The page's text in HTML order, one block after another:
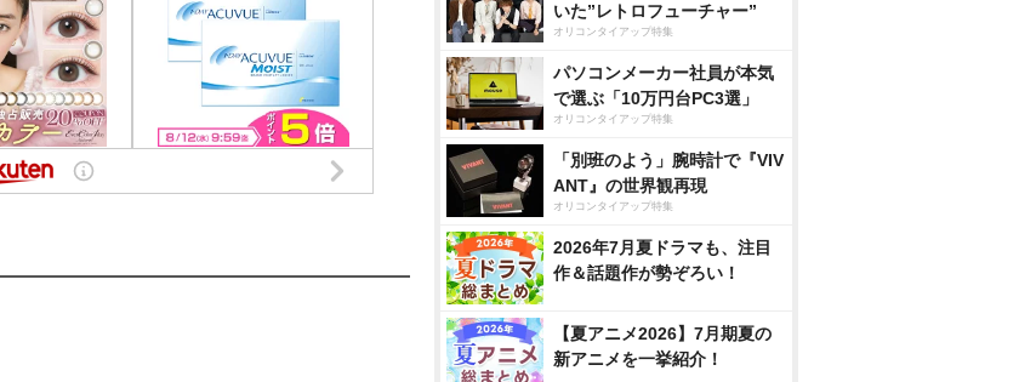
いた”レトロフューチャー”
オリコンタイアップ特集
パソコンメーカー社員が本気
で選ぶ「10万円台PC3選」
オリコンタイアップ特集
「別班のよう」腕時計で『VIV
ANT』の世界観再現
オリコンタイアップ特集
2026年7月夏ドラマも、注目
作＆話題作が勢ぞろい！
【夏アニメ2026】7月期夏の
新アニメを一挙紹介！